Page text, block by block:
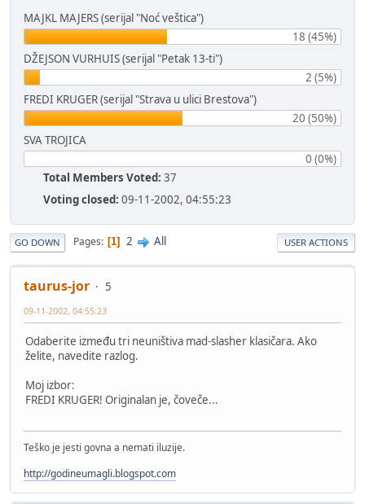
MAJKL MAJERS (serijal "Noć veštica")
18 (45%)
DŽEJSON VURHUIS (serijal "Petak 13-ti")
2 (5%)
FREDI KRUGER (serijal "Strava u ulici Brestova")
20 (50%)
SVA TROJICA
0 (0%)
Total Members Voted: 37
Voting closed: 09-11-2002, 04:55:23
GO DOWN Pages 1 2 All USER ACTIONS
taurus-jor 5
09-11-2002, 04:55:23
Odaberite između tri neuništiva mad-slasher klasičara. Ako
želite, navedite razlog.
Moj izbor:
FREDI KRUGER! Originalan je, čoveče...
Teško je jesti govna a nemati iluzije.
http://godineumagli.blogspot.com